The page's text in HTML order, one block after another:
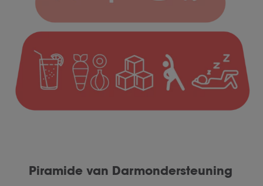
Piramide van Darmondersteuning